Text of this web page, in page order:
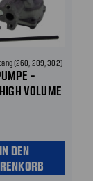
(260, 289, 302)
-
VOLUME
IN DEN